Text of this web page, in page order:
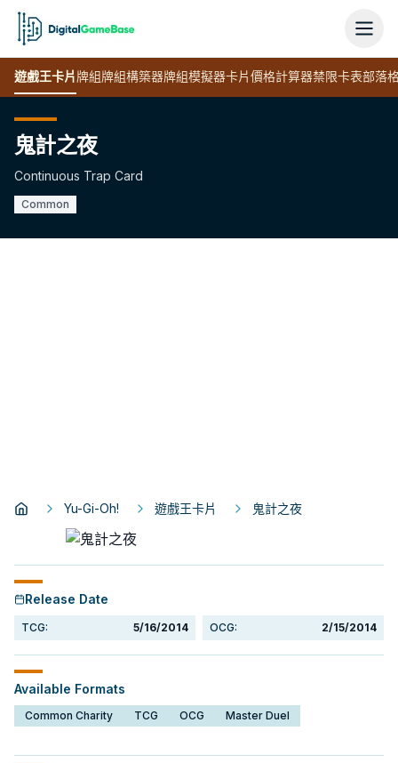
遊戲王卡片牌組牌組構築器牌組模擬器卡片價格計算器禁限卡表部落
鬼計之夜
Continuous Trap Card
Common
Yu-Gi-Oh! 遊戲王卡片 鬼計之夜
Release Date
TCG: 5/16/2014 OCG: 2/15/2014
Available Formats
Common Charity TCG OCG Master Duel